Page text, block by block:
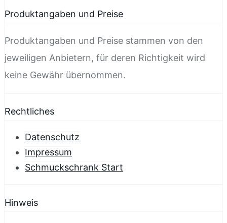
Produktangaben und Preise
Produktangaben und Preise stammen von den
jeweiligen Anbietern, für deren Richtigkeit wird
keine Gewähr übernommen.
Rechtliches
Datenschutz
Impressum
Schmuckschrank Start
Hinweis